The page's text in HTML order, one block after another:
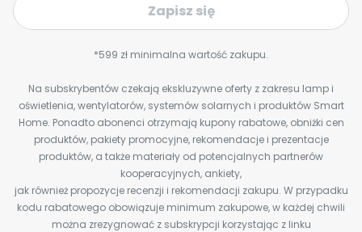
Zapisz się
*599 zł minimalna wartość zakupu.
Na subskrybentów czekają ekskluzywne oferty z zakresu lamp i
oświetlenia, wentylatorów, systemów solarnych i produktów Smart
Home. Ponadto abonenci otrzymają kupony rabatowe, obniżki cen
produktów, pakiety promocyjne, rekomendacje i prezentacje
produktów, a także materiały od potencjalnych partnerów
kooperacyjnych, ankiety,
jak również propozycje recenzji i rekomendacji zakupu. W przypadku
kodu rabatowego obowiązuje minimum zakupowe, w każdej chwili
można zrezygnować z subskrypcji korzystając z linku